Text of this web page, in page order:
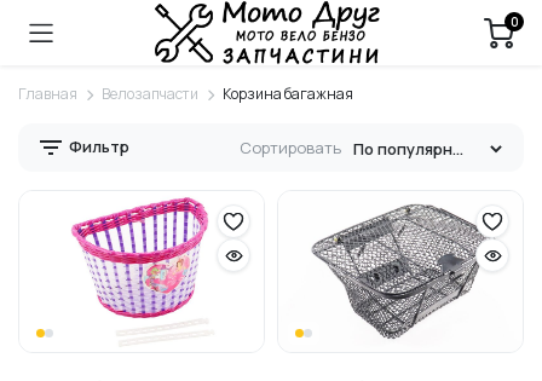
0
Главная Велозапчасти Корзина багажная
Фильтр Сортировать